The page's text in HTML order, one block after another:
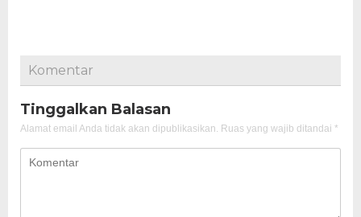
Komentar
Tinggalkan Balasan
Alamat email Anda tidak akan dipublikasikan. Ruas yang wajib ditandai *